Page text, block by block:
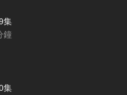
集
鐘
集